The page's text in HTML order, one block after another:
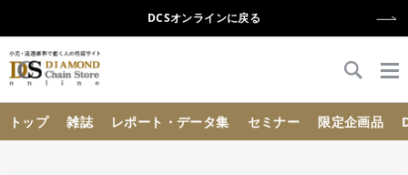
DCSオンラインに戻る
トップ 雑誌 レポート・データ集 セミナー 限定企画品